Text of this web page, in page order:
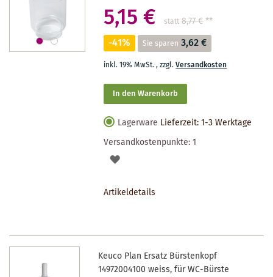
5,15 € statt 8,77 €**
-41% Sie sparen 3,62 €
inkl. 19% MwSt.,zzgl.Versandkosten
In den Warenkorb
Lagerware Lieferzeit: 1-3 Werktage
Versandkostenpunkte:1
AUF
Artikeldetails
Keuco Plan Ersatz Bürstenkopf
14972004100 weiss, für WC-Bürste